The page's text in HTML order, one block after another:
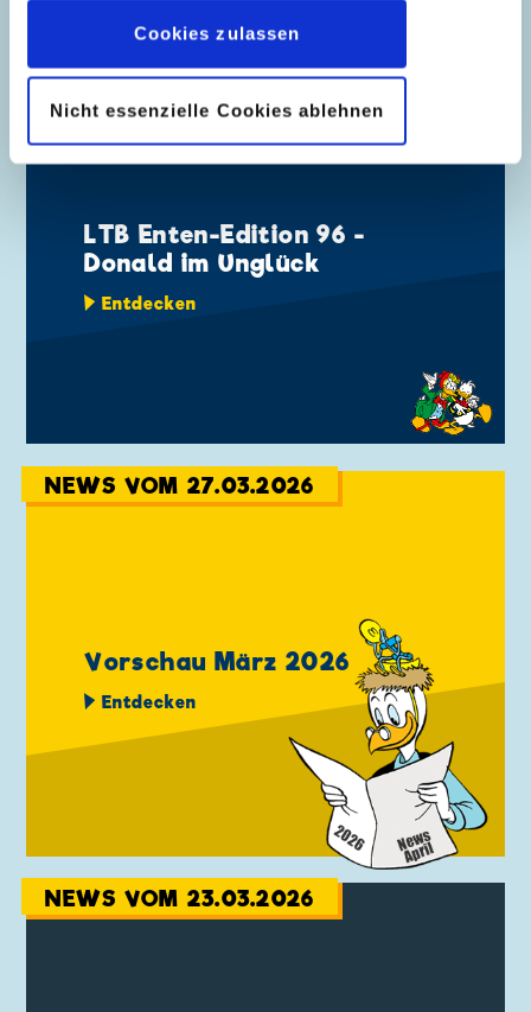
Cookies zulassen
Nicht essenzielle Cookies ablehnen
NEWS VOM 31.03.2026
LTB Enten-Edition 96 -
Donald im Unglück
Entdecken
NEWS VOM 27.03.2026
Vorschau März 2026
Entdecken
NEWS VOM 23.03.2026